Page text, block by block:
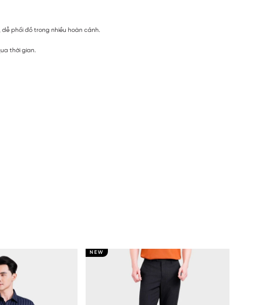
phối đồ trong nhiều hoàn cảnh.
thời gian.
NEW